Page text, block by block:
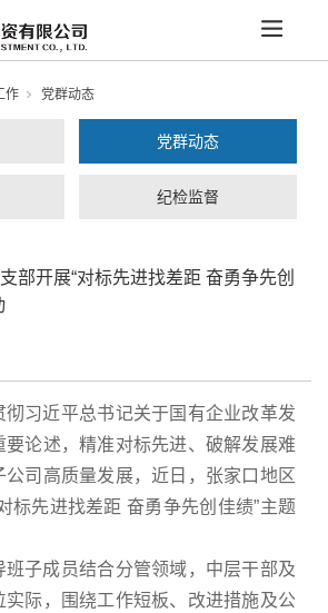
作 党群动态
党群动态
纪检监督
部开展“对标先进找差距 奋勇争先创
彻习近平总书记关于国有企业改革发
要论述，精准对标先进、破解发展难
司高质量发展，近日，张家口地区
标先进找差距 奋勇争先创佳绩”主题
班子成员结合分管领域，中层干部及
实际，围绕工作短板、改进措施及公